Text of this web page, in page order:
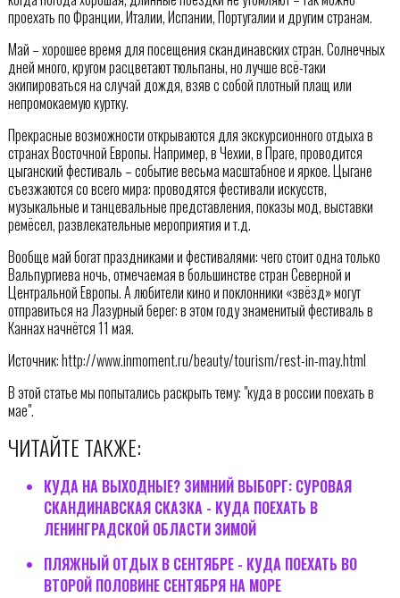
проехать по Франции, Италии, Испании, Португалии и другим странам.
Май – хорошее время для посещения скандинавских стран. Солнечных
дней много, кругом расцветают тюльпаны, но лучше всё-таки
экипироваться на случай дождя, взяв с собой плотный плащ или
непромокаемую куртку.
Прекрасные возможности открываются для экскурсионного отдыха в
странах Восточной Европы. Например, в Чехии, в Праге, проводится
цыганский фестиваль – событие весьма масштабное и яркое. Цыгане
съезжаются со всего мира: проводятся фестивали искусств,
музыкальные и танцевальные представления, показы мод, выставки
ремёсел, развлекательные мероприятия и т.д.
Вообще май богат праздниками и фестивалями: чего стоит одна только
Вальпургиева ночь, отмечаемая в большинстве стран Северной и
Центральной Европы. А любители кино и поклонники «звёзд» могут
отправиться на Лазурный берег: в этом году знаменитый фестиваль в
Каннах начнётся 11 мая.
Источник: http://www.inmoment.ru/beauty/tourism/rest-in-may.html
В этой статье мы попытались раскрыть тему: "куда в россии поехать в
мае".
ЧИТАЙТЕ ТАКЖЕ:
КУДА НА ВЫХОДНЫЕ? ЗИМНИЙ ВЫБОРГ: CУРОВАЯ
СКАНДИНАВСКАЯ СКАЗКА - КУДА ПОЕХАТЬ В
ЛЕНИНГРАДСКОЙ ОБЛАСТИ ЗИМОЙ
ПЛЯЖНЫЙ ОТДЫХ В СЕНТЯБРЕ - КУДА ПОЕХАТЬ ВО
ВТОРОЙ ПОЛОВИНЕ СЕНТЯБРЯ НА МОРЕ